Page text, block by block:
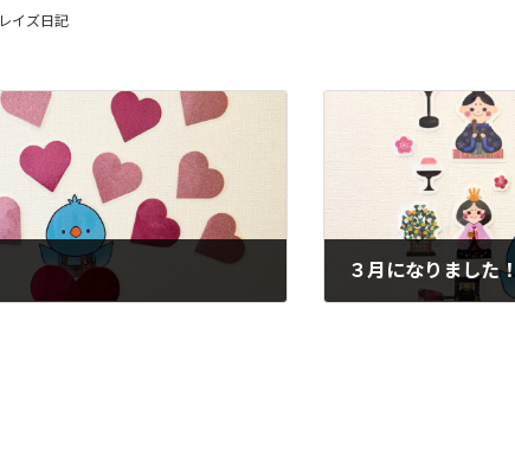
レイズ日記
３月になりました！